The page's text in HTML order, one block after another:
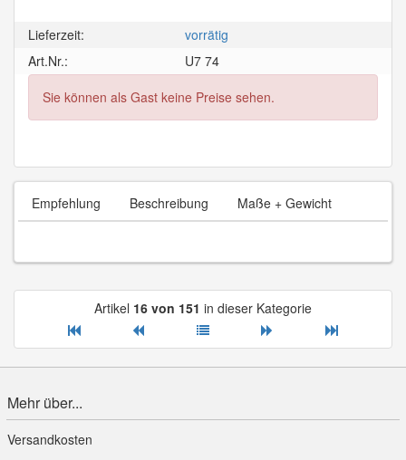
Lieferzeit:
vorrätig
Art.Nr.:
U7 74
Sie können als Gast keine Preise sehen.
Empfehlung Beschreibung Maße + Gewicht
Artikel 16 von 151 in dieser Kategorie
Mehr über...
Versandkosten